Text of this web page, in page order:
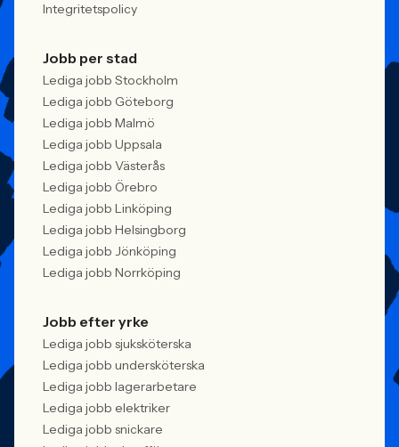
Integritetspolicy
Jobb per stad
Lediga jobb Stockholm
Lediga jobb Göteborg
Lediga jobb Malmö
Lediga jobb Uppsala
Lediga jobb Västerås
Lediga jobb Örebro
Lediga jobb Linköping
Lediga jobb Helsingborg
Lediga jobb Jönköping
Lediga jobb Norrköping
Jobb efter yrke
Lediga jobb sjuksköterska
Lediga jobb undersköterska
Lediga jobb lagerarbetare
Lediga jobb elektriker
Lediga jobb snickare